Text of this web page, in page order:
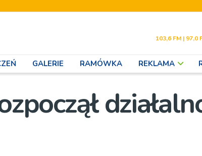
103,6 FM | 97,0
GALERIE RAMÓWKA REKLAMA